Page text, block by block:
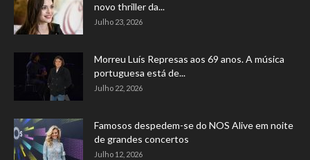
novo thriller da...
Julho 23, 2026
Morreu Luís Represas aos 69 anos. A música
portuguesa está de...
Julho 22, 2026
Famosos despedem-se do NOS Alive em noite
de grandes concertos
Julho 12, 2026